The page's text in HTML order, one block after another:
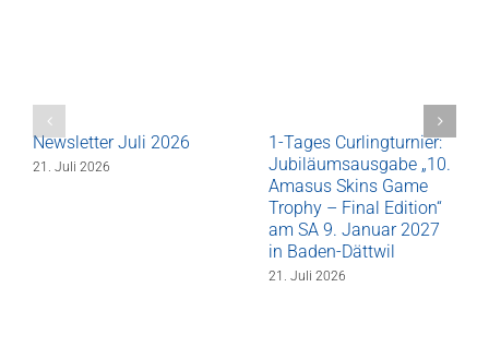
Newsletter Juli 2026
21. Juli 2026
1-Tages Curlingturnier:
Jubiläumsausgabe „10.
Amasus Skins Game
Trophy – Final Edition“
am SA 9. Januar 2027
in Baden-Dättwil
21. Juli 2026